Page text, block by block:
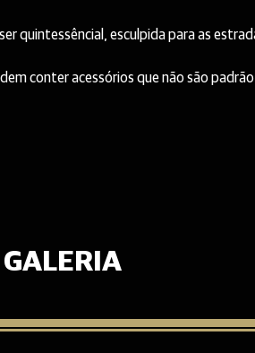
quintessêncial, esculpida para as
conter acessórios que não são
GALERIA